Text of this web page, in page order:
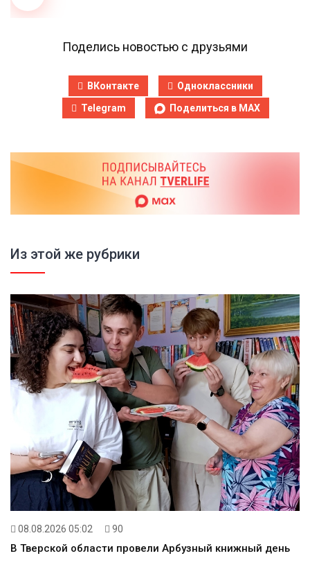
Поделись новостью с друзьями
ВКонтакте
Одноклассники
Telegram
Поделиться в MAX
Из этой же рубрики
08.08.2026 05:02 90
В Тверской области провели Арбузный книжный день